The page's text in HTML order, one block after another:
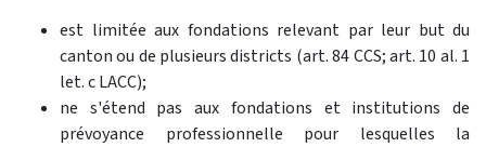
est limitée aux fondations relevant par leur but du
canton ou de plusieurs districts (art. 84 CCS; art. 10 al. 1
let. c LACC);
ne s'étend pas aux fondations et institutions de
prévoyance professionnelle pour lesquelles la